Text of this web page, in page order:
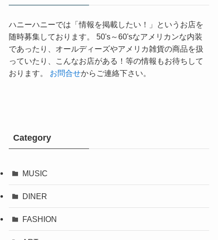
ハニーハニーでは「情報を掲載したい！」というお店を
随時募集しております。 50's～60'sなアメリカンな内装
であったり、オールディーズやアメリカ雑貨の商品を扱
っていたり、こんなお店がある！等の情報もお待ちして
おります。 お問合せからご連絡下さい。
Category
MUSIC
DINER
FASHION